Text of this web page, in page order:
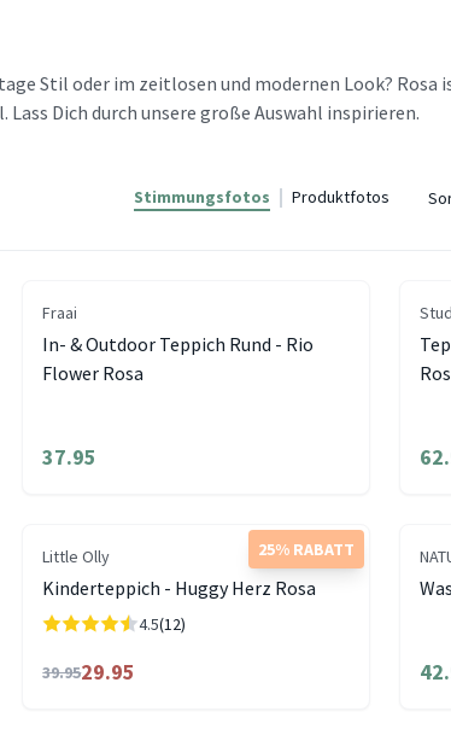
Stil oder im zeitlosen und modernen Look? Rosa
Dich durch unsere große Auswahl inspirieren.
Stimmungsfotos Produktfotos
Fraai
In- & Outdoor Teppich Rund - Rio
Flower Rosa
37.95
25% RABATT
Little Olly
Kinderteppich - Huggy Herz Rosa
4.5(12)
39.9529.95